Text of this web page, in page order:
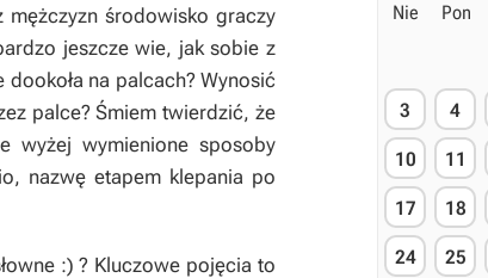
środowisko graczy
jeszcze wie, jak sobie z
na palcach? Wynosić
palce? Śmiem twierdzić, że
wyżej wymienione sposoby
nazwę etapem klepania po
:) ? Kluczowe pojęcia to
Nie Pon
3 4
10 11
17 18
24 25